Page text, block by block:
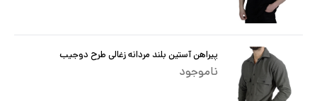
پیراهن آستین بلند مردانه زغالی طرح دوجیب
ناموجود